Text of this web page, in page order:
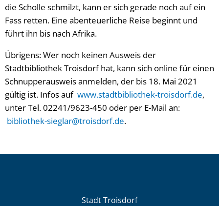
die Scholle schmilzt, kann er sich gerade noch auf ein
Fass retten. Eine abenteuerliche Reise beginnt und
führt ihn bis nach Afrika.
Übrigens: Wer noch keinen Ausweis der
Stadtbibliothek Troisdorf hat, kann sich online für einen
Schnupperausweis anmelden, der bis 18. Mai 2021
gültig ist. Infos auf www.stadtbibliothek-troisdorf.de,
unter Tel. 02241/9623-450 oder per E-Mail an:
bibliothek-sieglar@troisdorf.de.
Stadt Troisdorf